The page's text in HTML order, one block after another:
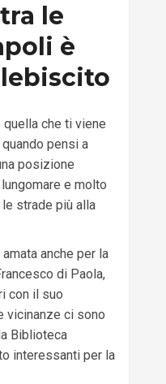
le
è
che ti viene
pensi a
posizione
e molto
le strade più alla
anche per la
di Paola,
con il suo
vicinanze ci sono
Biblioteca
interessanti per la